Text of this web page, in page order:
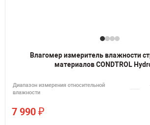
Влагомер измеритель влажности
материалов CONDTROL
Диапазон измерения относительной
влажности
7 990 ₽